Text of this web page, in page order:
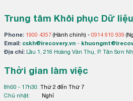
Trung tâm Khôi phục Dữ
Phone: 1900 4357(Hành chính) - 0914 910 939
Email: cskh@irecovery.vn-
Địa chỉ: Lầu 1, 216 Hoàng Văn Thụ, P. Tân Sơn
Thời gian làm việc
8h00 - 17h30: Thứ 2 đến Thứ 7
Chủ nhật:
Nghỉ